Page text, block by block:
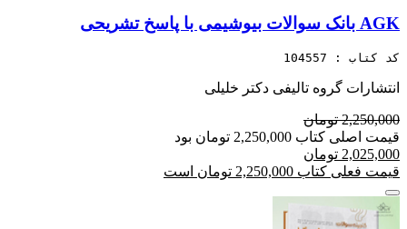
AGK بانک سوالات بیوشیمی با پاسخ تشریحی
کد کتاب : 104557
انتشارات گروه تالیفی دکتر خلیلی
2,250,000 تومان
قیمت اصلی کتاب 2,250,000 تومان بود
2,025,000 تومان
قیمت فعلی کتاب 2,250,000 تومان است